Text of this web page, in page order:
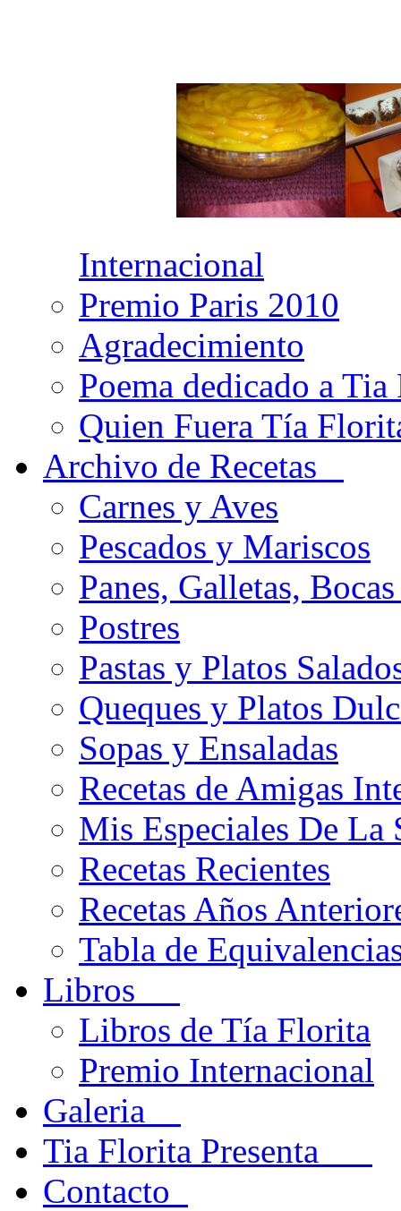
Internacional
Premio Paris 2010
Agradecimiento
Poema dedicado a
Quien Fuera Tía
Archivo de Recetas
Carnes y Aves
Pescados y Mariscos
Panes, Galletas,
Postres
Pastas y Platos
Queques y Platos
Sopas y Ensaladas
Recetas de Amigas
Mis Especiales De La
Recetas Recientes
Recetas Años
Tabla de
Libros
Libros de Tía Florita
Premio Internacional
Galeria
Tia Florita Presenta
Contacto